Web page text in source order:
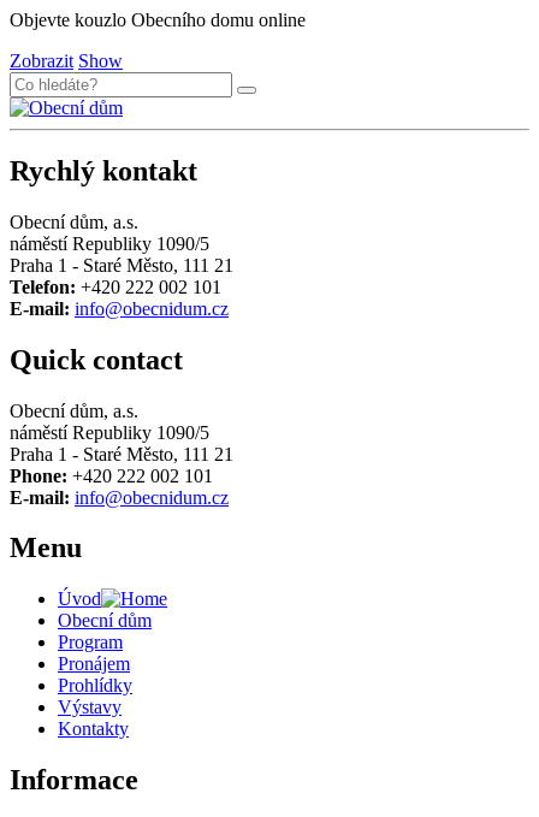
Objevte kouzlo Obecního domu online
Zobrazit Show
Rychlý kontakt
Obecní dům, a.s.
náměstí Republiky 1090/5
Praha 1 - Staré Město, 111 21
Telefon: +420 222 002 101
E-mail: info@obecnidum.cz
Quick contact
Obecní dům, a.s.
náměstí Republiky 1090/5
Praha 1 - Staré Město, 111 21
Phone: +420 222 002 101
E-mail: info@obecnidum.cz
Menu
Úvod
Obecní dům
Program
Pronájem
Prohlídky
Výstavy
Kontakty
Informace